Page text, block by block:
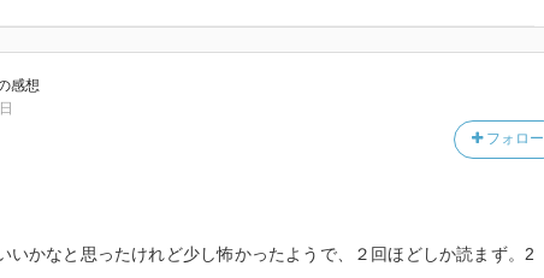
感想
フォロー
いかなと思ったけれど少し怖かったようで、２回ほどしか読まず。2